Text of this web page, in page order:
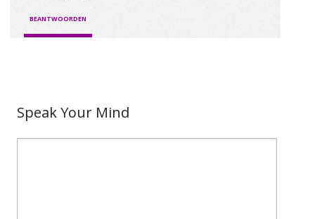
BEANTWOORDEN
Speak Your Mind